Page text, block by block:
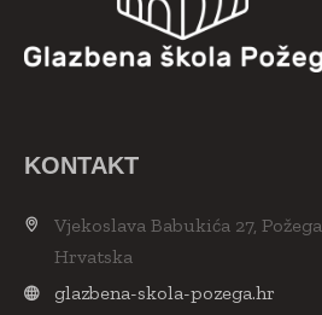
KONTAKT
Vjekoslava Babukića 27, Požega
Hrvatska
glazbena-skola-pozega.hr